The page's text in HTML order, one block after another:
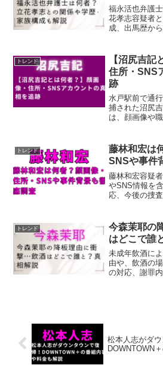
福永活也弁護
花孝志容疑者
成、出馬歴か
トレンド
【沼尻吉記
住所・SNS
跡
水戸駅前で通
捕された沼尻
は、顔画像や
トレンド
藤林和宏は
SNSや事件
藤林和宏容疑
やSNS情報を
応、今後の捜
トレンド
今森茉耶の
はどこで誰
未成年飲酒に
由や、飲酒の
の対応、謝罪
松本人志がダウ
DOWNTOWN